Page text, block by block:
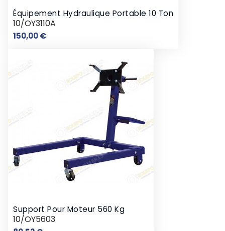
Équipement Hydraulique Portable 10 Ton
10/OY3110A
150,00 €Prix
Support Pour Moteur 560 Kg
10/OY5603